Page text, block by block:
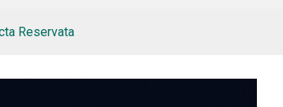
Reservata